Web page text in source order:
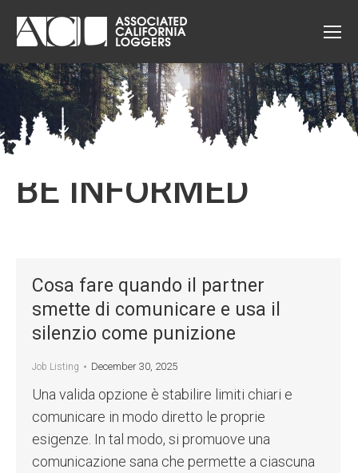
BE INFORMED
Cosa fare quando il partner
smette di comunicare e usa il
silenzio come punizione
Job Listing December 30, 2025
Una valida opzione è stabilire limiti chiari e
comunicare in modo diretto le proprie
esigenze. In tal modo, si promuove una
comunicazione sana che permette a ciascuna